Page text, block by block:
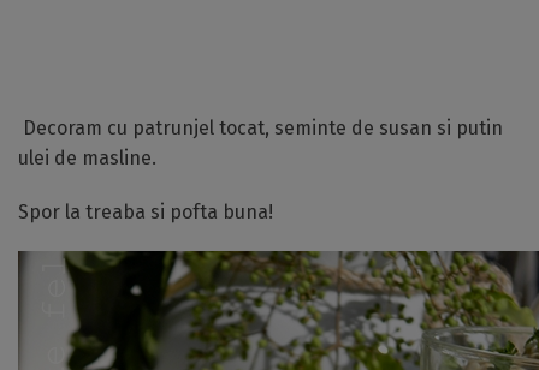
Decoram cu patrunjel tocat, seminte de susan si putin
ulei de masline.
Spor la treaba si pofta buna!